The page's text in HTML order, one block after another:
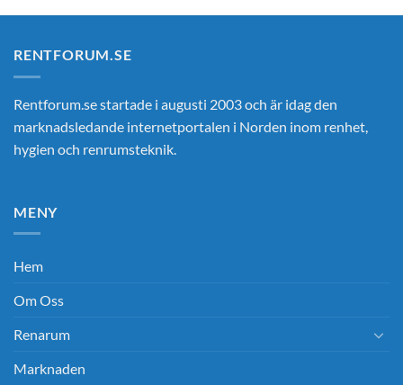
RENTFORUM.SE
Rentforum.se startade i augusti 2003 och är idag den
marknadsledande internetportalen i Norden inom renhet,
hygien och renrumsteknik.
MENY
Hem
Om Oss
Renarum
Marknaden